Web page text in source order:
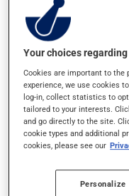
blancs, ce qui
frissons, des maux
contactez votre
il peut causer une
plaquettes et des
il peut causer de la
il peut provoquer
il peut provoquer
blancs, ce qui peut
contactez votre
Your choices
Cookies are important to the
experience, we use cookies
log-in, collect statistics to
tailored to your interests.
and go directly to the site.
cookie types and additional
cookies, please see our
Personalize